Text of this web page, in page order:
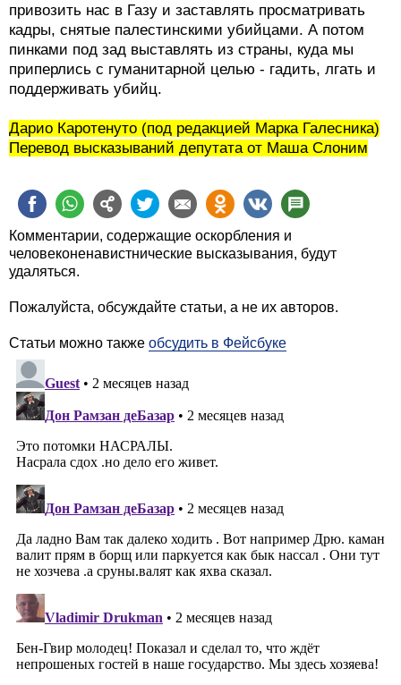
привозить нас в Газу и заставлять просматривать
кадры, снятые палестинскими убийцами. А потом
пинками под зад выставлять из страны, куда мы
приперлись с гуманитарной целью - гадить, лгать и
поддерживать убийц.
Дарио Каротенуто (под редакцией Марка Галесника)
Перевод высказываний депутата от Маша Слоним
Комментарии, содержащие оскорбления и
человеконенавистнические высказывания, будут
удаляться.
Пожалуйста, обсуждайте статьи, а не их авторов.
Статьи можно также обсудить в Фейсбуке